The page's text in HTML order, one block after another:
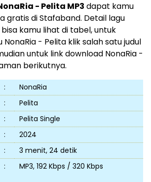
- Pelita MP3 dapat kamu
gratis di Stafaband. Detail lagu
kamu lihat di tabel, untuk
NonaRia - Pelita klik salah satu judul
untuk link download NonaRia -
berikutnya.
:
NonaRia
:
Pelita
:
Pelita Single
:
2024
:
3 menit, 24 detik
: MP3, 192 Kbps / 320 Kbps